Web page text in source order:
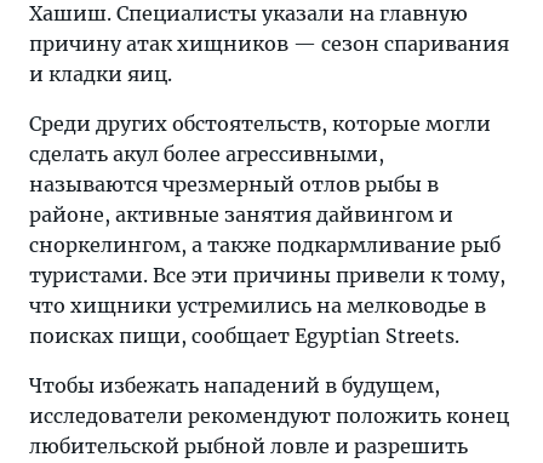
Хашиш. Специалисты указали на главную
причину атак хищников — сезон спаривания
и кладки яиц.
Среди других обстоятельств, которые могли
сделать акул более агрессивными,
называются чрезмерный отлов рыбы в
районе, активные занятия дайвингом и
сноркелингом, а также подкармливание рыб
туристами. Все эти причины привели к тому,
что хищники устремились на мелководье в
поисках пищи, сообщает Egyptian Streets.
Чтобы избежать нападений в будущем,
исследователи рекомендуют положить конец
любительской рыбной ловле и разрешить